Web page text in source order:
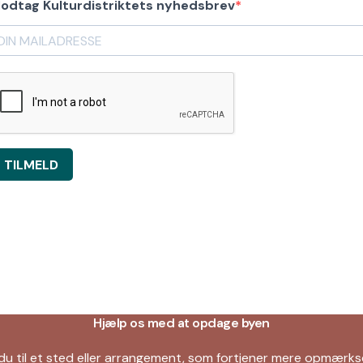
Kulturdistriktets nyhedsbrev
TILMELD
Hjælp os med at opdage byen
til et sted eller arrangement, som fortjener mere